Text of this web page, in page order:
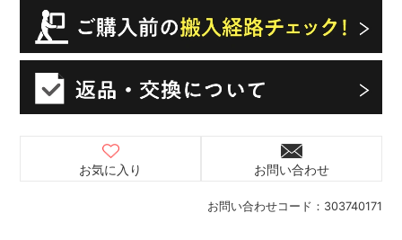
お問い合わせコード： 303740171
お気に入り お問い合わせ